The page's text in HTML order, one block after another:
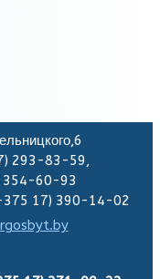
293-83-59,
354-60-93
17) 390-14-02